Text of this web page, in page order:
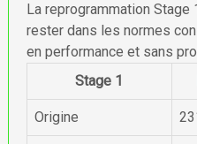
La reprogrammation
rester dans les normes
en performance et sans
Stage 1
Origine